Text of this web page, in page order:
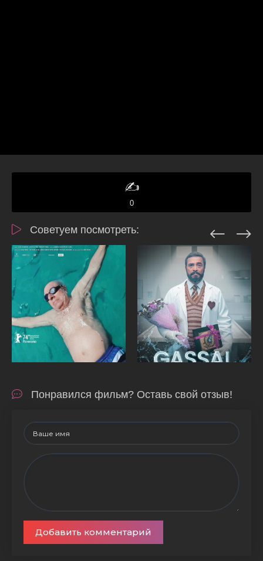
✍️
0
Советуем посмотреть:
Понравился фильм? Оставь свой отзыв!
Добавить комментарий